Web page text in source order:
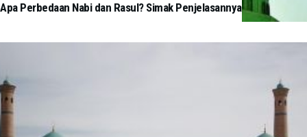
Apa Perbedaan Nabi dan Rasul? Simak Penjelasannya